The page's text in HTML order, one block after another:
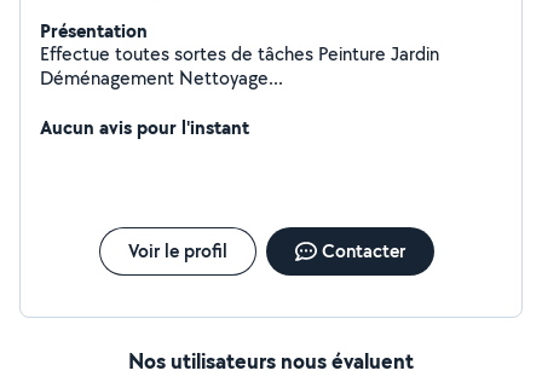
Présentation
Effectue toutes sortes de tâches Peinture Jardin
Déménagement Nettoyage...
Aucun avis pour l'instant
Voir le profil Contacter
Nos utilisateurs nous évaluent